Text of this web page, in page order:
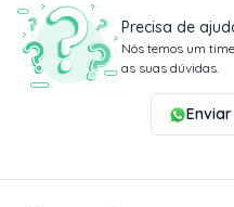
Precisa de
Nós temos um
as suas dúvidas.